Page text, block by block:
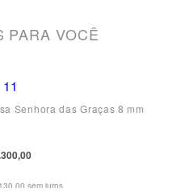
PARA VOCÊ
Senhora das Graças 8 mm
sem juros